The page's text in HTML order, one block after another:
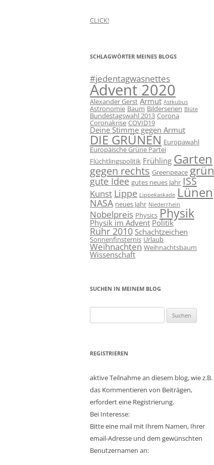
CLICK!
SCHLAGWÖRTER MEINES BLOGS
#jedentagwasnettes
Advent 2020
Alexander Gerst Armut Astkubus
Astronomie Baum Bilderserien Blüte
Bundestagswahl 2013 Corona
Coronakrise COVID19
Deine Stimme gegen Armut
DIE GRÜNEN Europawahl
Europäische Grüne Partei
Flüchtlingspolitik Frühling Garten
gegen rechts Greenpeace grün
gute Idee gutes neues Jahr ISS
Kunst Lippe Lippekaskade Lünen
NASA neues Jahr Niederrhein
Nobelpreis Physics Physik
Physik im Advent Politik
Ruhr 2010 Schachtzeichen
Sonnenfinsternis Urlaub
Weihnachten Weihnachtsbaum
Wissenschaft
SUCHEN IN MEINEM BLOG
nach:
REGISTRIEREN
aktive Teilnahme an diesem blog, wie z.B.
das Kommentieren von Beiträgen,
erfordert eine Registrierung.
Bei Interesse:
Bitte eine mail mit Ihrem Namen, Ihrer
email-Adresse und dem gewünschten
Benutzernamen an: